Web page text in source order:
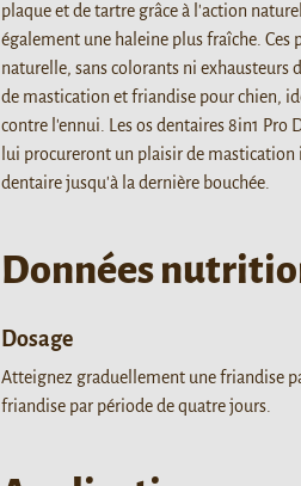
plaque et de tartre grâce à l'action
également une haleine plus fraîche.
naturelle, sans colorants ni
de mastication et friandise pour chien,
contre l'ennui. Les os dentaires 8in1
lui procureront un plaisir de
dentaire jusqu'à la dernière bouchée.
Données
Dosage
Atteignez graduellement une friandise
friandise par période de quatre jours.